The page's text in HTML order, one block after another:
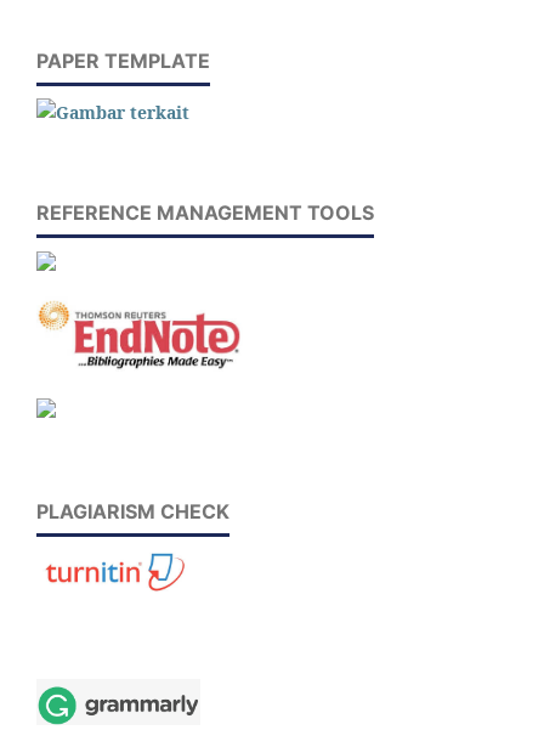
PAPER TEMPLATE
REFERENCE MANAGEMENT TOOLS
PLAGIARISM CHECK